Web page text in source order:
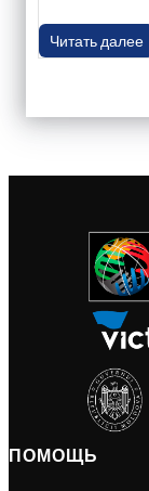
Читать далее
ПОМОЩЬ